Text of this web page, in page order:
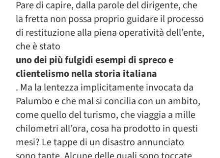
Pare di capire, dalla parole del dirigente, che
la fretta non possa proprio guidare il processo
di restituzione alla piena operatività dell’ente,
che è stato
uno dei più fulgidi esempi di spreco e
clientelismo nella storia italiana
. Ma la lentezza implicitamente invocata da
Palumbo e che mal si concilia con un ambito,
come quello del turismo, che viaggia a mille
chilometri all’ora, cosa ha prodotto in questi
mesi? Le tappe di un disastro annunciato